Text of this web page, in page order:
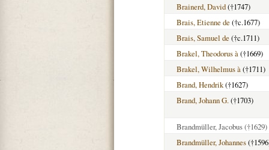
Brainerd, David(†1747)
Brais, Etienne de (†c.1677)
Brais, Samuel de (†c.1711)
Brakel, Theodorus à(†1669)
Brakel, Wilhelmus à(†1711)
Brand, Hendrik(†1627)
Brand, Johann G.(†1703)
Brandmüller, Jacobus(†1629)
Brandmüller, Johannes